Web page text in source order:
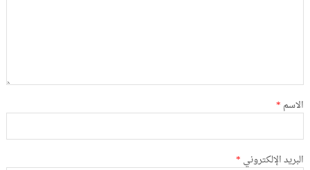
الاسم *
البريد الإلكتروني *